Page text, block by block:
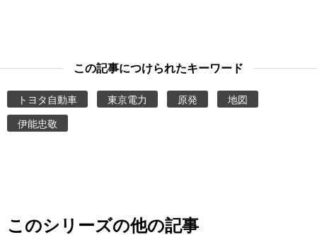
この記事につけられたキーワード
トヨタ自動車 東京電力 原発
地図
伊能忠敬
このシリーズの他の記事